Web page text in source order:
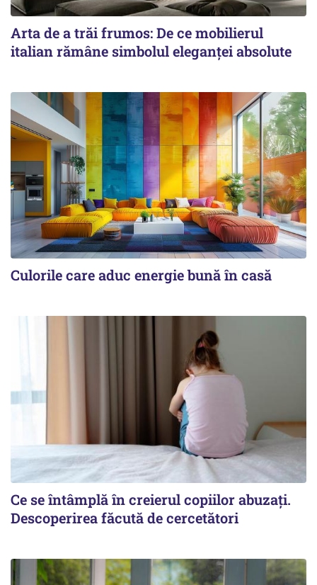
Arta de a trăi frumos: De ce mobilierul
italian rămâne simbolul eleganței absolute
Culorile care aduc energie bună în casă
Ce se întâmplă în creierul copiilor abuzați.
Descoperirea făcută de cercetători